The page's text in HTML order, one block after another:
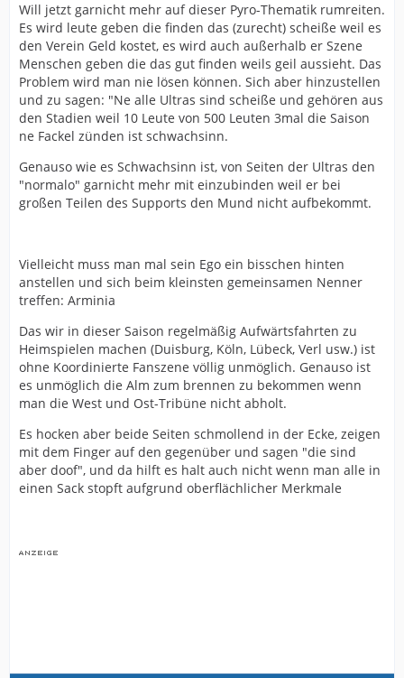
Will jetzt garnicht mehr auf dieser Pyro-Thematik rumreiten.
Es wird leute geben die finden das (zurecht) scheiße weil es
den Verein Geld kostet, es wird auch außerhalb er Szene
Menschen geben die das gut finden weils geil aussieht. Das
Problem wird man nie lösen können. Sich aber hinzustellen
und zu sagen: "Ne alle Ultras sind scheiße und gehören aus
den Stadien weil 10 Leute von 500 Leuten 3mal die Saison
ne Fackel zünden ist schwachsinn.
Genauso wie es Schwachsinn ist, von Seiten der Ultras den
"normalo" garnicht mehr mit einzubinden weil er bei
großen Teilen des Supports den Mund nicht aufbekommt.
Vielleicht muss man mal sein Ego ein bisschen hinten
anstellen und sich beim kleinsten gemeinsamen Nenner
treffen: Arminia
Das wir in dieser Saison regelmäßig Aufwärtsfahrten zu
Heimspielen machen (Duisburg, Köln, Lübeck, Verl usw.) ist
ohne Koordinierte Fanszene völlig unmöglich. Genauso ist
es unmöglich die Alm zum brennen zu bekommen wenn
man die West und Ost-Tribüne nicht abholt.
Es hocken aber beide Seiten schmollend in der Ecke, zeigen
mit dem Finger auf den gegenüber und sagen "die sind
aber doof", und da hilft es halt auch nicht wenn man alle in
einen Sack stopft aufgrund oberflächlicher Merkmale